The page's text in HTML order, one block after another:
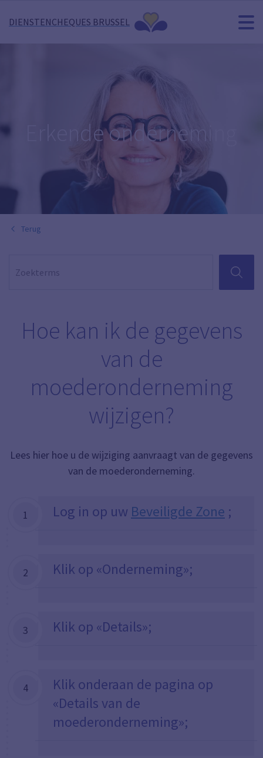
DIENSTENCHEQUES BRUSSEL
Erkende onderneming
Terug
ZOEKEN
Hoe kan ik de gegevens
van de
moederonderneming
wijzigen?
Lees hier hoe u de wijziging aanvraagt van de gegevens
van de moederonderneming.
1 Log in op uw Beveiligde Zone ;
2 Klik op «Onderneming»;
3 Klik op «Details»;
4
Klik onderaan de pagina op
«Details van de
moederonderneming»;